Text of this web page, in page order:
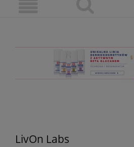
LivOn Labs